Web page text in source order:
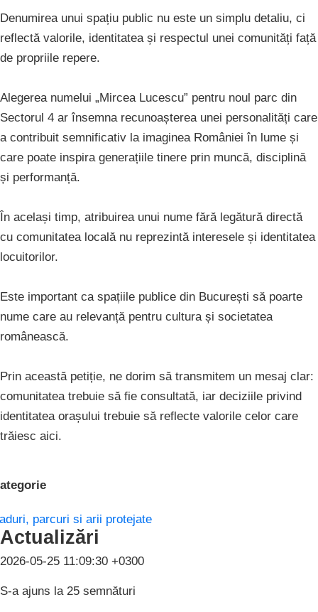
Denumirea unui spațiu public nu este un simplu detaliu, ci
reflectă valorile, identitatea și respectul unei comunități față
de propriile repere.
Alegerea numelui „Mircea Lucescu” pentru noul parc din
Sectorul 4 ar însemna recunoașterea unei personalități care
a contribuit semnificativ la imaginea României în lume și
care poate inspira generațiile tinere prin muncă, disciplină
și performanță.
În același timp, atribuirea unui nume fără legătură directă
cu comunitatea locală nu reprezintă interesele și identitatea
locuitorilor.
Este important ca spațiile publice din București să poarte
nume care au relevanță pentru cultura și societatea
românească.
Prin această petiție, ne dorim să transmitem un mesaj clar:
comunitatea trebuie să fie consultată, iar deciziile privind
identitatea orașului trebuie să reflecte valorile celor care
trăiesc aici.
parcuri si arii protejate
Actualizări
2026-05-25 11:09:30 +0300
S-a ajuns la 25 semnături